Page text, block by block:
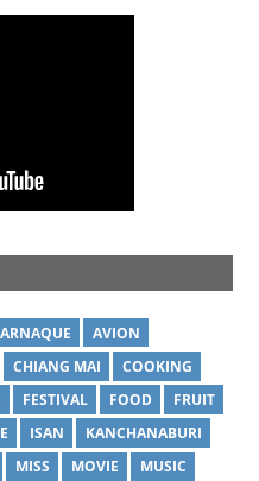
ARNAQUE
AVION
CHIANG MAI
COOKING
FESTIVAL FOOD
FRUIT
ISAN
KANCHANABURI
MISS MOVIE
MUSIC